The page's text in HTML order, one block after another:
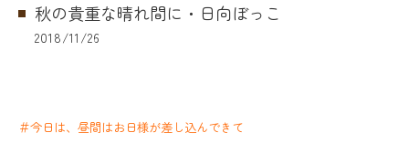
秋の貴重な晴れ間に・日向ぼっこ
2018/11/26
＃今日は、昼間はお日様が差し込んできて